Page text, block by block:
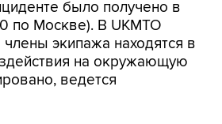
экипажа находятся в
на окружающую
ведется
Аравия